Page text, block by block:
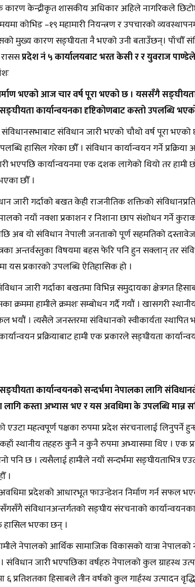
केन्द्रीकृत शासकीय अधिकार अहिले नागरिकले
कोभिड –१९ महामारी नियन्त्रण र उपचारको
मुख्य कारण सङ्घीयता नै भएको उनी बताउँछन्। पाँचौँ
राससप्रदेश नं ५ कार्यालयबाट भरत केसी र र युवराज
भएको आज चार वर्ष पूरा भएको छ । यससँगै
कार्यान्वयनका दृष्टिकोणबाट कस्तो उपलब्धि
संविधान जारी भएको चौथो वर्ष पूरा
हासिल गरेका छौँ । संविधान कार्यान्वयन गर्ने
भएपछि कार्यान्वयनमा एक दशक लागेको थियो तर हामी
छौँ ।
जारी गर्दाको बखत केही राजनीतिक शक्तिको
नयाँ नक्शा प्रकाशन र निशाना छाप संशोधन गर्ने
अब यो संविधान नेपाली जनताको पूर्ण सहमतिको
अन्तर्वस्तुका विषयमा बहस फेरि पनि हुन सक्लान् तर
यस प्रकारको उपलब्धि ऐतिहासिक हो ।
जारी गर्दाका बखतमा विभिन्न समुदायका क्षेत्रगत
क्रममा हामीले क्रमशः सम्बोधन गर्दै गयौं । खासगरी
भयौं । त्यसैले जनस्तरमा संविधानको स्वीकार्यता
प्रक्रियाबाट हामी एक प्रकारले सङ्घीयता
कार्यान्वयनको सन्दर्भमा नेपालका लागि
लागि कस्ता अभ्यास भए र यस अवधिमा के उपलब्धि मान्न
एउटा महत्वपूर्ण पक्षका रुपमा प्रदेश संरचनालाई लिनुपर्ने
स्थानीय तहहरु कुनै न कुनै रुपमा अभ्यासमा थिए । एक
पनि छ । त्यसैलाई हामीले नयाँ सन्दर्भमा सङ्घीयताभित्र
।
अवधिमा प्रदेशको आधारभूत फाउन्डेशन निर्माण गर्न सफल
सँगसँगै संविधानअन्तर्गतको सङ्घीय संरचनाको
हासिल भएका छन् ।
नेपालको आर्थिक सामाजिक विकासको यात्रा
संविधान जारी भएपछिका वर्षहरु नेपालको कुल ग्राहस्थ
प्रतिशतका हिसाबले तीन वर्षको कुल गार्हस्थ उत्पादन